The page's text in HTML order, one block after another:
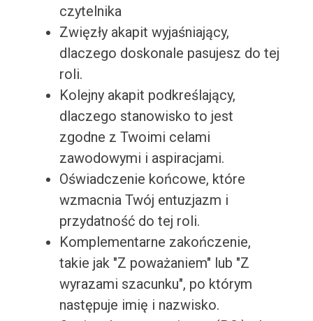
czytelnika
Zwięzły akapit wyjaśniający,
dlaczego doskonale pasujesz do tej
roli.
Kolejny akapit podkreślający,
dlaczego stanowisko to jest
zgodne z Twoimi celami
zawodowymi i aspiracjami.
Oświadczenie końcowe, które
wzmacnia Twój entuzjazm i
przydatność do tej roli.
Komplementarne zakończenie,
takie jak "Z poważaniem" lub "Z
wyrazami szacunku", po którym
następuje imię i nazwisko.